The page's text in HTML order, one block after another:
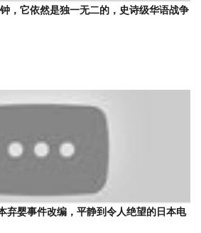
，它依然是独一无二的，史诗级华语战争
弃婴事件改编，平静到令人绝望的日本电